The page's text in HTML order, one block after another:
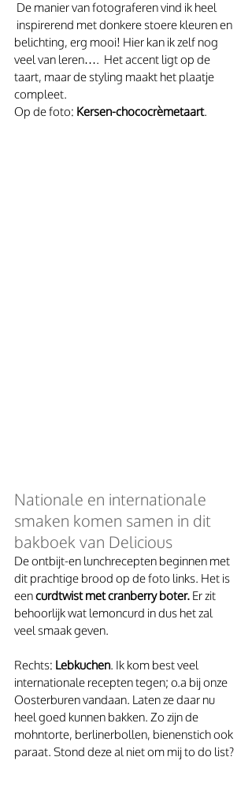
De manier van fotograferen vind ik heel
inspirerend met donkere stoere kleuren en
belichting, erg mooi! Hier kan ik zelf nog
veel van leren….  Het accent ligt op de
taart, maar de styling maakt het plaatje
compleet.
Op de foto: Kersen-chococrèmetaart.
Nationale en internationale
smaken komen samen in dit
bakboek van Delicious
De ontbijt-en lunchrecepten beginnen met
dit prachtige brood op de foto links. Het is
een curdtwist met cranberry boter. Er zit
behoorlijk wat lemoncurd in dus het zal
veel smaak geven.
Rechts: Lebkuchen. Ik kom best veel
internationale recepten tegen; o.a bij onze
Oosterburen vandaan. Laten ze daar nu
heel goed kunnen bakken. Zo zijn de
mohntorte, berlinerbollen, bienenstich ook
paraat. Stond deze al niet om mij to do list?